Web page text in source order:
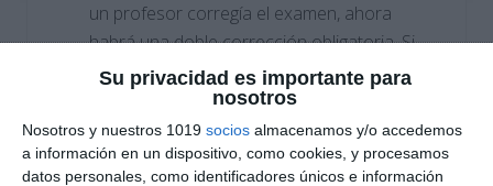
Su privacidad es importante para
nosotros
Nosotros y nuestros 1019 socios almacenamos y/o accedemos
a información en un dispositivo, como cookies, y procesamos
datos personales, como identificadores únicos e información
un profesor corregía el examen, ahora
habrá una doble corrección obligatoria. Si
hay una diferencia de dos o más puntos
entre ambas correcciones, se realizará una
tercera revisión, lo que asegura un proceso
más justo y preciso.